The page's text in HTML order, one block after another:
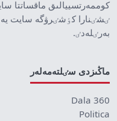
كوممەرتسييالىق ماقساتتا
ٸشٸنارا كٶشٸرۋگە سايت
بەرٸلەدٸ.
ماڭىزدى سٸلتەمەلەر
Dala 360
Politica